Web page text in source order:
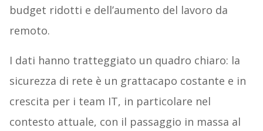
budget ridotti e dell’aumento del lavoro da
remoto.
I dati hanno tratteggiato un quadro chiaro: la
sicurezza di rete è un grattacapo costante e in
crescita per i team IT, in particolare nel
contesto attuale, con il passaggio in massa al